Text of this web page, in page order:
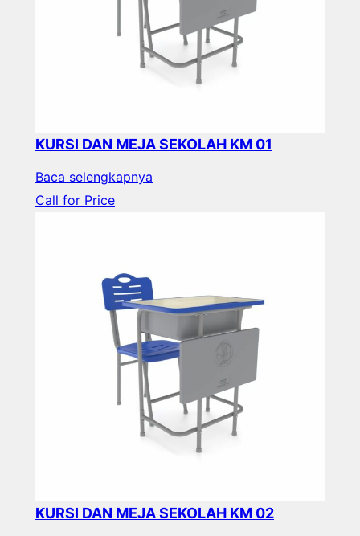
KURSI DAN MEJA SEKOLAH KM 01
Baca selengkapnya
Call for Price
KURSI DAN MEJA SEKOLAH KM 02